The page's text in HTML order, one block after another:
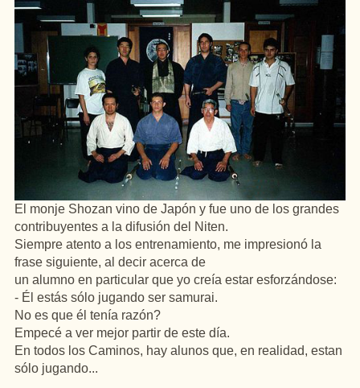
El monje Shozan vino de Japón y fue uno de los grandes
contribuyentes a la difusión del Niten.
Siempre atento a los entrenamiento, me impresionó la
frase siguiente, al decir acerca de
un alumno en particular que yo creía estar esforzándose:
- Él estás sólo jugando ser samurai.
No es que él tenía razón?
Empecé a ver mejor partir de este día.
En todos los Caminos, hay alunos que, en realidad, estan
sólo jugando...